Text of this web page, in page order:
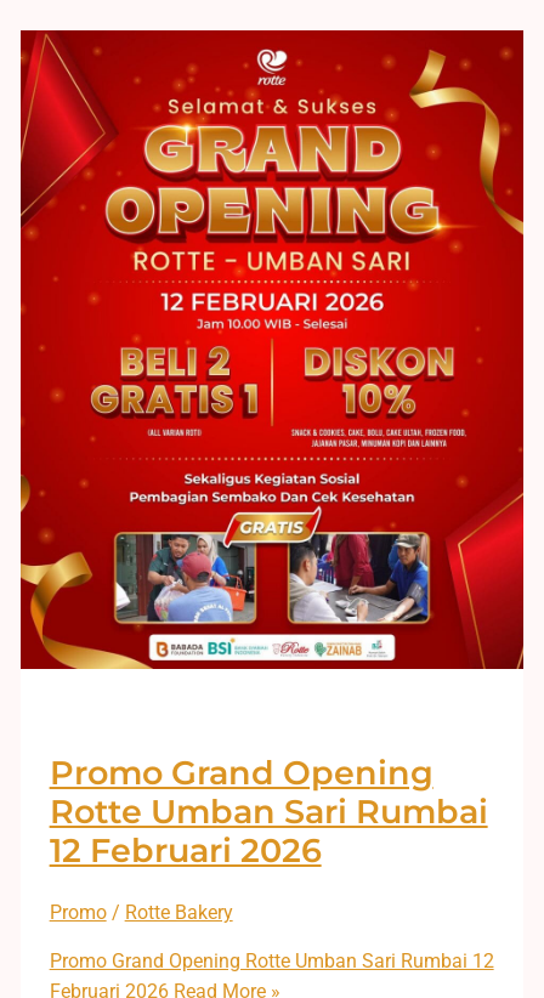
Promo Grand Opening
Rotte Umban Sari Rumbai
12 Februari 2026
Promo/ Rotte Bakery
Promo Grand Opening Rotte Umban Sari Rumbai 12
Februari 2026Read More »